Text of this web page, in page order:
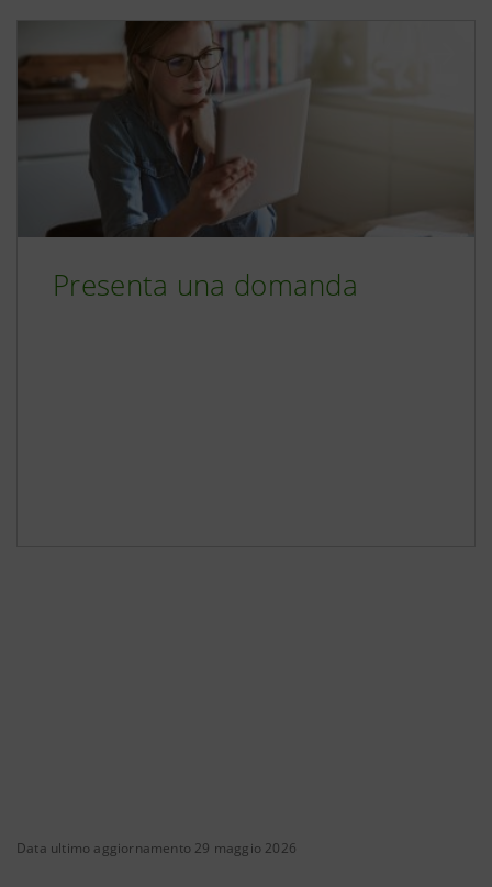
Presenta una domanda
Data ultimo aggiornamento 29 maggio 2026